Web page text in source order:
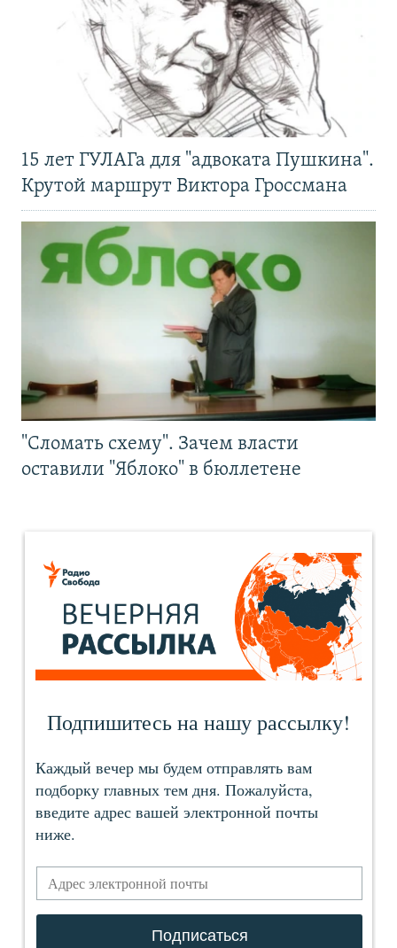
15 лет ГУЛАГа для "адвоката Пушкина".
Крутой маршрут Виктора Гроссмана
"Сломать схему". Зачем власти
оставили "Яблоко" в бюллетене